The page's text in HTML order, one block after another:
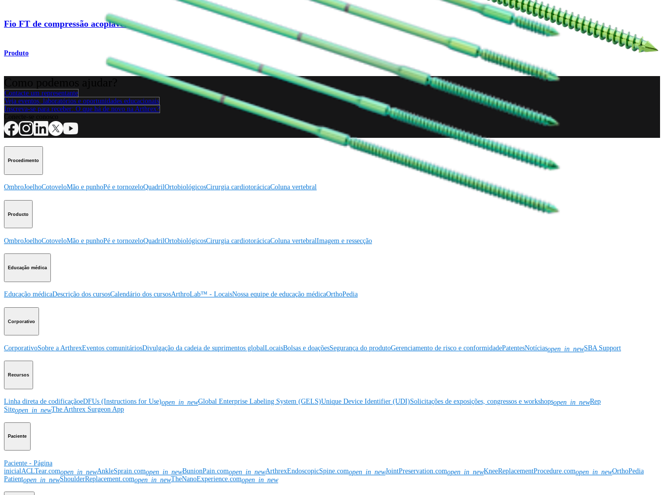
Fio FT de compressão acoplável
Produto
Contacte um representante
Veja eventos, laboratórios e oportunidades educacionais
Inscreva-se para receber: O que há de novo na Arthrex?
Procedimento
OmbroJoelhoCotoveloMão e punhoPé e tornozeloQuadrilOrtobiológicosCirurgia cardiotorácicaColuna vertebral
Producto
OmbroJoelhoCotoveloMão e punhoPé e tornozeloQuadrilOrtobiológicosCirurgia cardiotorácicaColuna vertebralImagem e ressecção
Educação médica
Educação médicaDescrição dos cursosCalendário dos cursosArthroLab™ - LocaisNossa equipe de educação médicaOrthoPedia
Corporativo
CorporativoSobre a ArthrexEventos comunitáriosDivulgação da cadeia de suprimentos globalLocaisBolsas e doaçõesSegurança do produtoGerenciamento de risco e conformidadePatentesNotíciasopen_in_newSBA Support
Recursos
Linha direta de codificaçãoeDFUs (Instructions for Use)open_in_newGlobal Enterprise Labeling System (GELS)Unique Device Identifier (UDI)Solicitações de exposições, congressos e workshopsopen_in_newRep
Siteopen_in_newThe Arthrex Surgeon App
Paciente
Paciente - Página
inicialACLTear.comopen_in_newAnkleSprain.comopen_in_newBunionPain.comopen_in_newArthrexEndoscopicSpine.comopen_in_newJointPreservation.comopen_in_newKneeReplacementProcedure.comopen_in_newOrthoPedia
Patientopen_in_newShoulderReplacement.comopen_in_newTheNanoExperience.comopen_in_new